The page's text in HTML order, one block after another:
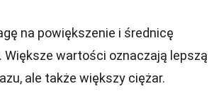
na powiększenie i średnicę
Większe wartości oznaczają lepszą
ale także większy ciężar.